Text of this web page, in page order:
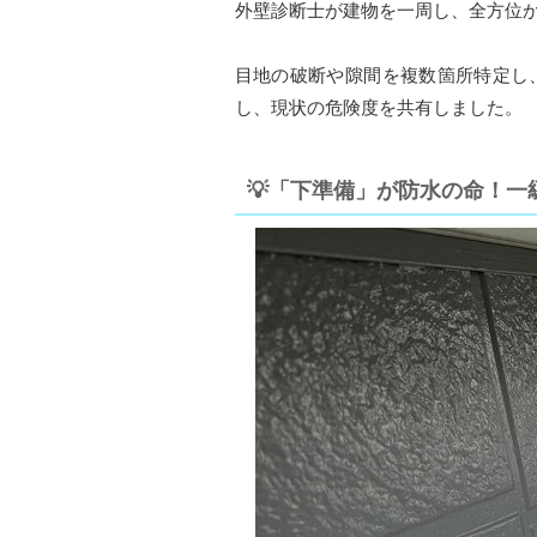
外壁診断士が建物を一周し、全方位
目地の破断や隙間を複数箇所特定
し、現状の危険度を共有しました。
💡「下準備」が防水の命！